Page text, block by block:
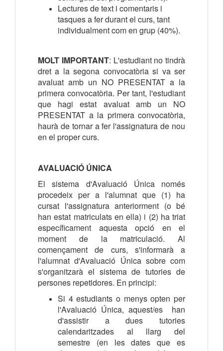
Lectures de text i comentaris i
tasques a fer durant el curs, tant
individualment com en grup (40%).
MOLT IMPORTANT: L'estudiant no tindrà
dret a la segona convocatòria si va ser
avaluat amb un NO PRESENTAT a la
primera convocatòria. Per tant, l'estudiant
que hagi estat avaluat amb un NO
PRESENTAT a la primera convocatòria,
haurà de tornar a fer l'assignatura de nou
en el proper curs.
AVALUACIÓ ÚNICA
El sistema d'Avaluació Única només
procedeix per a l'alumnat que (1) ha
cursat l'assignatura anteriorment (o bé
han estat matriculats en ella) i (2) ha triat
específicament aquesta opció en el
moment de la matriculació. Al
començament de curs, s'informarà a
l'alumnat d'Avaluació Única sobre com
s'organitzarà el sistema de tutories de
persones repetidores. En principi:
Si 4 estudiants o menys opten per
l'Avaluació Única, aquest/es han
d'assistir a dues tutories
calendaritzades al llarg del
semestre (en les dates que es